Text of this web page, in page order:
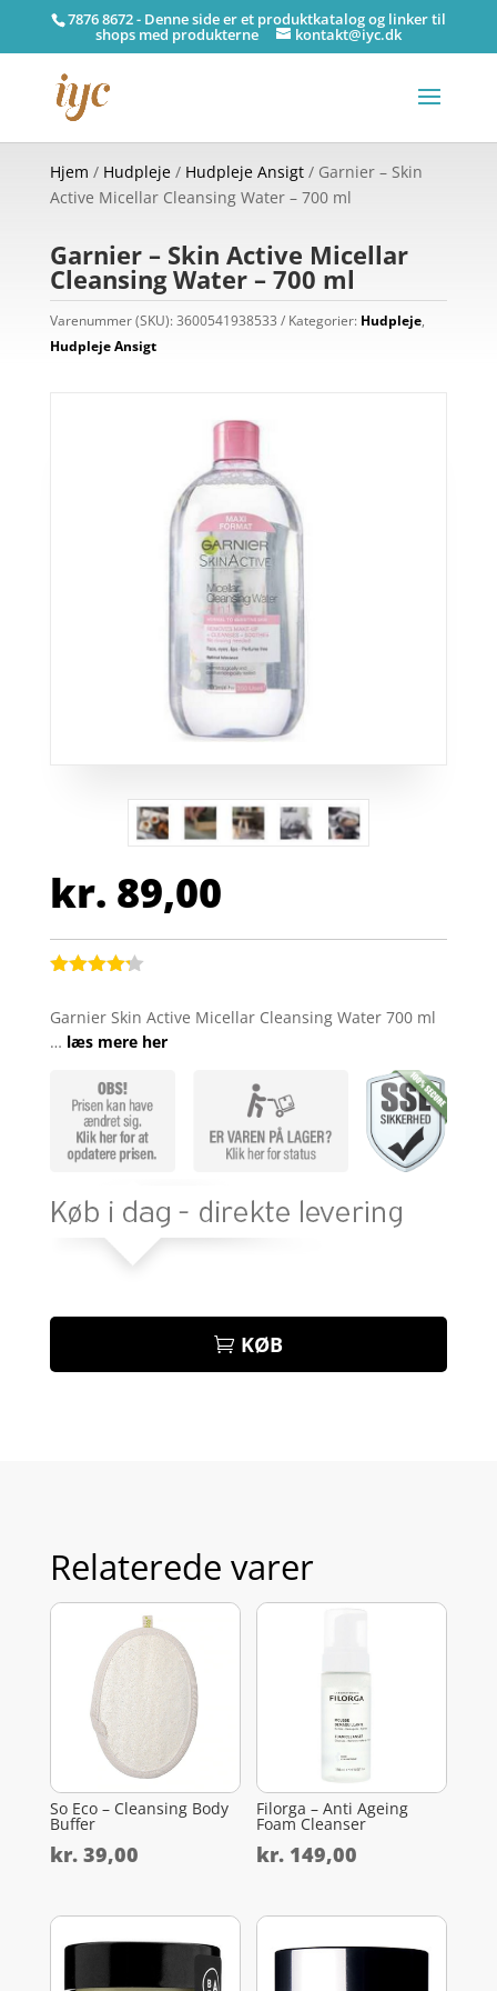
7876 8672 - Denne side er et produktkatalog og linker til
shops med produkterne kontakt@iyc.dk
Hjem / Hudpleje/ Hudpleje Ansigt/ Garnier – Skin
Active Micellar Cleansing Water – 700 ml
Garnier – Skin Active Micellar
Cleansing Water – 700 ml
Varenummer (SKU):3600541938533 Kategorier: Hudpleje,
Hudpleje Ansigt
kr. 89,00
ud af 5
baseret
mmelser
Garnier Skin Active Micellar Cleansing Water 700 ml
… læs mere her
KØB
Relaterede varer
So Eco – Cleansing Body
Buffer
kr.39,00
Filorga – Anti Ageing
Foam Cleanser
kr. 149,00